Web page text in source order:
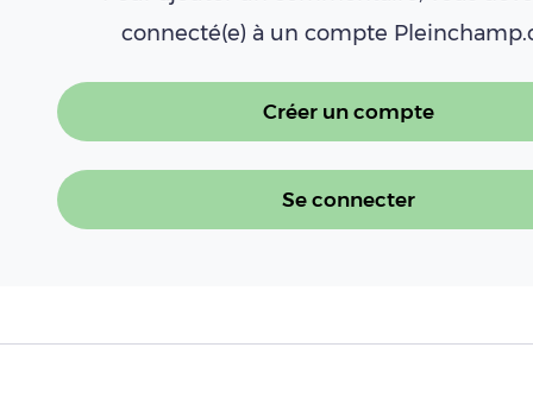
connecté(e) à un compte
Créer un compte
Se connecter